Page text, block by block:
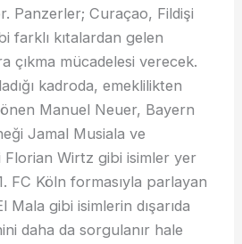
Panzerler; Curaçao, Fildişi
farklı kıtalardan gelen
çıkma mücadelesi verecek.
kadroda, emeklilikten
Manuel Neuer, Bayern
Jamal Musiala ve
Florian Wirtz gibi isimler yer
FC Köln formasıyla parlayan
Mala gibi isimlerin dışarıda
daha da sorgulanır hale